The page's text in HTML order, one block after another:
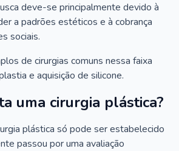
deve-se principalmente devido à
a padrões estéticos e à cobrança
sociais.
de cirurgias comuns nessa faixa
e aquisição de silicone.
uma cirurgia plástica?
plástica só pode ser estabelecido
passou por uma avaliação